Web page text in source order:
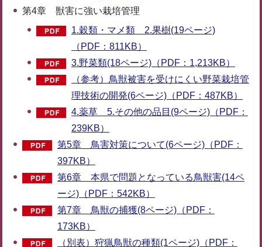
第4章 獣害に強い栽培管理
1.穀類・マメ類 2.果樹(19ページ)
（PDF：811KB）
3.野菜類(18ページ)（PDF：1,213KB）
（参考）鳥獣被害を受けにくい野菜栽培管
理技術の開発(6ページ)（PDF：487KB）
4.薬草 5.その他の品目(9ページ)（PDF：
239KB）
第5章 鳥害対策について(6ページ)（PDF：
397KB）
第6章 本県で問題となっている鳥獣害(14ペ
ージ)（PDF：542KB）
第7章 鳥獣の捕獲(8ページ)（PDF：
173KB）
（別表）狩猟鳥獣の種類(1ページ)（PDF：